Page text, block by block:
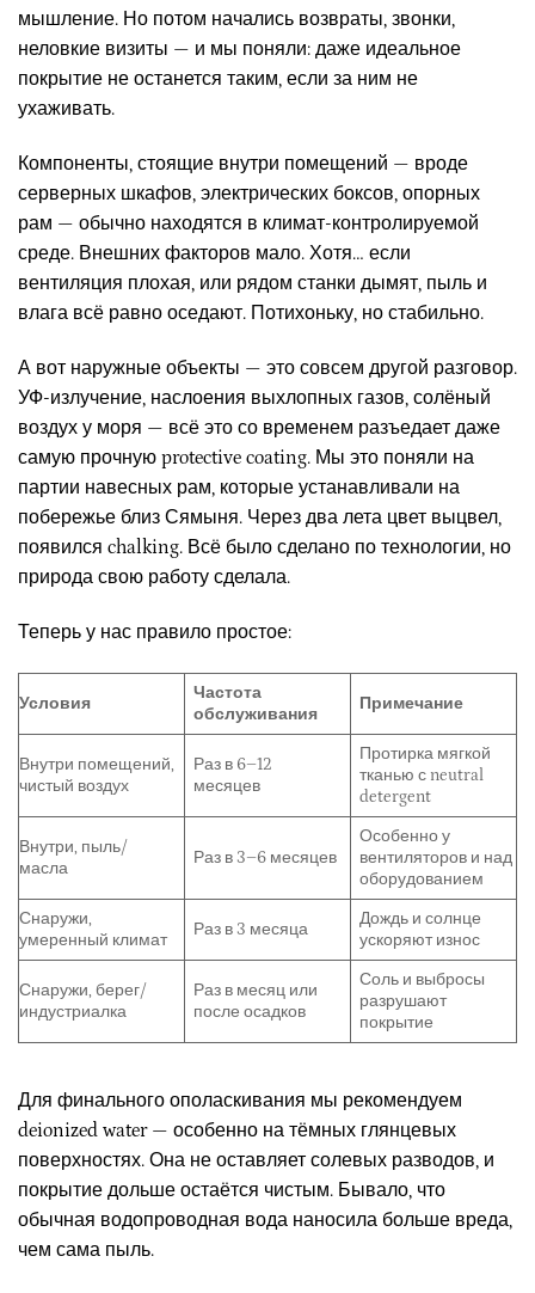
мышление. Но потом начались возвраты, звонки,
неловкие визиты — и мы поняли: даже идеальное
покрытие не останется таким, если за ним не
ухаживать.
Компоненты, стоящие внутри помещений — вроде
серверных шкафов, электрических боксов, опорных
рам — обычно находятся в климат-контролируемой
среде. Внешних факторов мало. Хотя… если
вентиляция плохая, или рядом станки дымят, пыль и
влага всё равно оседают. Потихоньку, но стабильно.
А вот наружные объекты — это совсем другой разговор.
УФ-излучение, наслоения выхлопных газов, солёный
воздух у моря — всё это со временем разъедает даже
самую прочную protective coating. Мы это поняли на
партии навесных рам, которые устанавливали на
побережье близ Сямыня. Через два лета цвет выцвел,
появился chalking. Всё было сделано по технологии, но
природа свою работу сделала.
Теперь у нас правило простое:
Условия
Частота
обслуживания
Примечание
Внутри помещений,
чистый воздух
Раз в 6–12
месяцев
Протирка мягкой
тканью с neutral
detergent
Внутри, пыль/
масла
Раз в 3–6 месяцев
Особенно у
вентиляторов и над
оборудованием
Снаружи,
умеренный климат
Раз в 3 месяца
Дождь и солнце
ускоряют износ
Снаружи, берег/
индустриалка
Раз в месяц или
после осадков
Соль и выбросы
разрушают
покрытие
Для финального ополаскивания мы рекомендуем
deionized water — особенно на тёмных глянцевых
поверхностях. Она не оставляет солевых разводов, и
покрытие дольше остаётся чистым. Бывало, что
обычная водопроводная вода наносила больше вреда,
чем сама пыль.